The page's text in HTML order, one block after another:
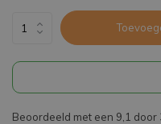
Beoordeeld met een 9,1 door